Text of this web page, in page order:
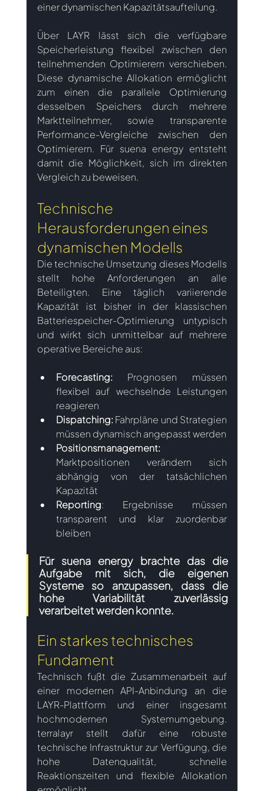
einer dynamischen Kapazitätsaufteilung.
Über LAYR lässt sich die verfügbare
Speicherleistung flexibel zwischen den
teilnehmenden Optimierern verschieben.
Diese dynamische Allokation ermöglicht
zum einen die parallele Optimierung
desselben Speichers durch mehrere
Marktteilnehmer, sowie transparente
Performance-Vergleiche zwischen den
Optimierern. Für suena energy entsteht
damit die Möglichkeit, sich im direkten
Vergleich zu beweisen.
Technische
Herausforderungen eines
dynamischen Modells
Die technische Umsetzung dieses Modells
stellt hohe Anforderungen an alle
Beteiligten. Eine täglich variierende
Kapazität ist bisher in der klassischen
Batteriespeicher-Optimierung untypisch
und wirkt sich unmittelbar auf mehrere
operative Bereiche aus:
Forecasting: Prognosen müssen
flexibel auf wechselnde Leistungen
reagieren
Dispatching: Fahrpläne und Strategien
müssen dynamisch angepasst werden
Positionsmanagement:
Marktpositionen verändern sich
abhängig von der tatsächlichen
Kapazität
Reporting: Ergebnisse müssen
transparent und klar zuordenbar
bleiben
Für suena energy brachte das die
Aufgabe mit sich, die eigenen
Systeme so anzupassen, dass die
hohe Variabilität zuverlässig
verarbeitet werden konnte.
Ein starkes technisches
Fundament
Technisch fußt die Zusammenarbeit auf
einer modernen API-Anbindung an die
LAYR-Plattform und einer insgesamt
hochmodernen Systemumgebung.
terralayr stellt dafür eine robuste
technische Infrastruktur zur Verfügung, die
hohe Datenqualität, schnelle
Reaktionszeiten und flexible Allokation